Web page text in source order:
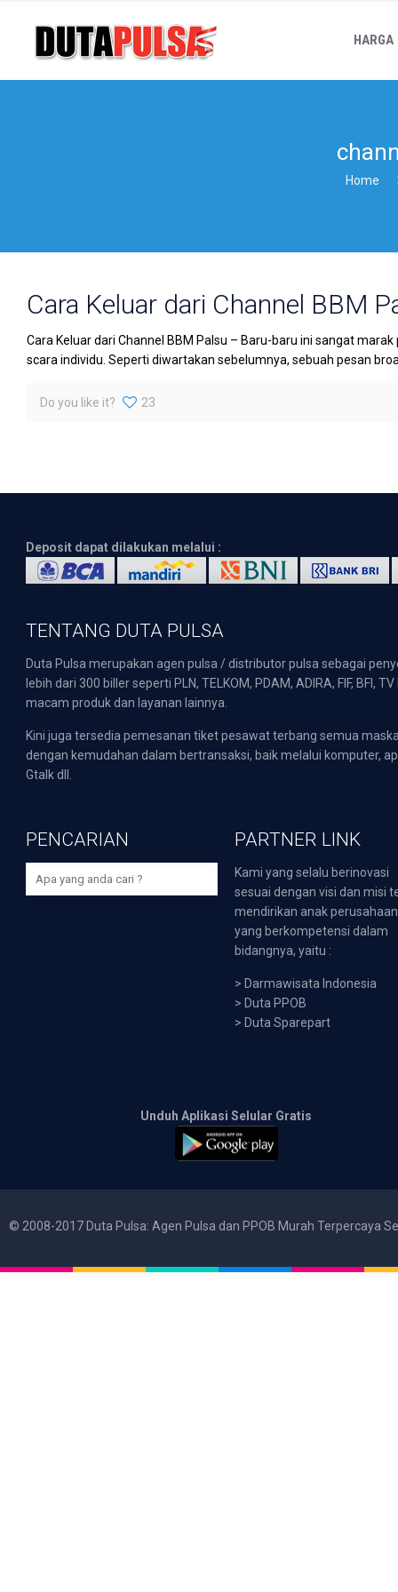
HARGA
Home
Cara Keluar dari Channel BBM
Cara Keluar dari Channel BBM Palsu – Baru-baru ini sangat
scara individu. Seperti diwartakan sebelumnya, sebuah pesan
Do you like it? 23
Deposit dapat dilakukan melalui :
TENTANG DUTA PULSA
Duta Pulsa merupakan agen pulsa / distributor pulsa sebagai
lebih dari 300 biller seperti PLN, TELKOM, PDAM, ADIRA, FIF,
macam produk dan layanan lainnya.
Kini juga tersedia pemesanan tiket pesawat terbang semua
dengan kemudahan dalam bertransaksi, baik melalui komputer,
Gtalk dll.
PENCARIAN PARTNER LINK
Kami yang selalu berinovasi
sesuai dengan visi dan misi
mendirikan anak perusahaan
yang berkompetensi dalam
bidangnya, yaitu :
> Darmawisata Indonesia
> Duta PPOB
> Duta Sparepart
Unduh Aplikasi Selular Gratis
© 2008-2017 Duta Pulsa: Agen Pulsa dan PPOB Murah Terpercaya